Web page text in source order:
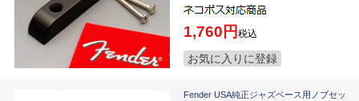
1,760 税込
お気に入りに登録
Fender USA純正ジャズベース用ノブセッ